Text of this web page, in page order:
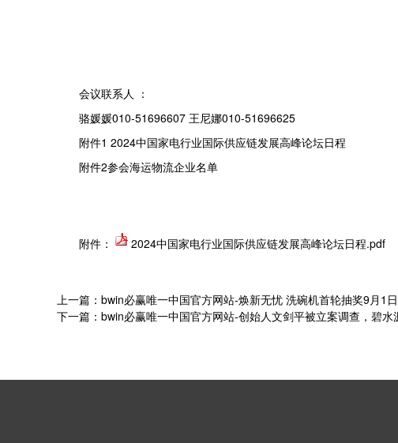
会议联系人 ：
骆媛媛010-51696607 王尼娜010-51696625
附件1 2024中国家电行业国际供应链发展高峰论坛日程
附件2参会海运物流企业名单
附件：
2024中国家电行业国际供应链发展高峰论坛日程.pdf
上一篇：bwin必赢唯一中国官方网站-焕新无忧 洗碗机首轮抽奖9月1
下一篇：bwin必赢唯一中国官方网站-创始人文剑平被立案调查，碧水